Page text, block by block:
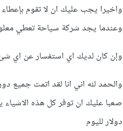
واخيرا يجب عليك ان لا تقوم
وعندما يجد شركة سياحة تعطي
وإن كان لديك اي استفسار عن اي
والحمد لله اني انا لقد اتمت
صعبا عليك ان توفر كل هذه
دولار لليوم